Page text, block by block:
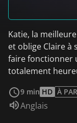
Katie, la
et oblige Claire à
faire fonctionner
totalement
9 min HD À
Audio :
Anglais